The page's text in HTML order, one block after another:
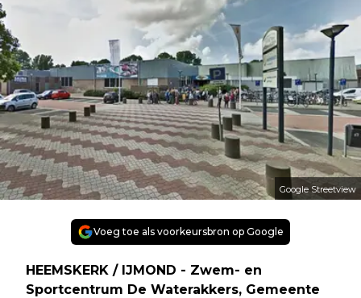
Google Streetview
Voeg toe als voorkeursbron op Google
HEEMSKERK / IJMOND - Zwem- en
Sportcentrum De Waterakkers, Gemeente